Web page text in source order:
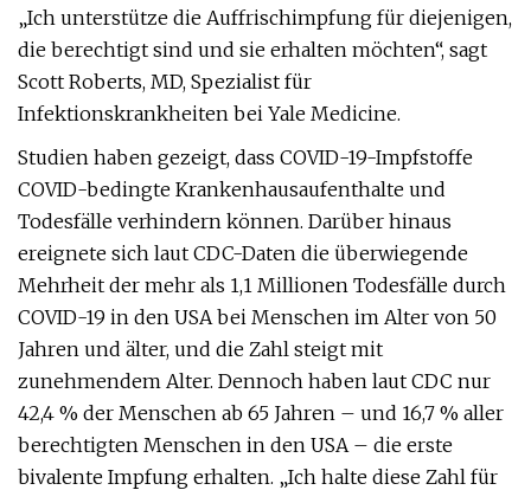
„Ich unterstütze die Auffrischimpfung für diejenigen,
die berechtigt sind und sie erhalten möchten“, sagt
Scott Roberts, MD, Spezialist für
Infektionskrankheiten bei Yale Medicine.
Studien haben gezeigt, dass COVID-19-Impfstoffe
COVID-bedingte Krankenhausaufenthalte und
Todesfälle verhindern können. Darüber hinaus
ereignete sich laut CDC-Daten die überwiegende
Mehrheit der mehr als 1,1 Millionen Todesfälle durch
COVID-19 in den USA bei Menschen im Alter von 50
Jahren und älter, und die Zahl steigt mit
zunehmendem Alter. Dennoch haben laut CDC nur
42,4 % der Menschen ab 65 Jahren – und 16,7 % aller
berechtigten Menschen in den USA – die erste
bivalente Impfung erhalten. „Ich halte diese Zahl für